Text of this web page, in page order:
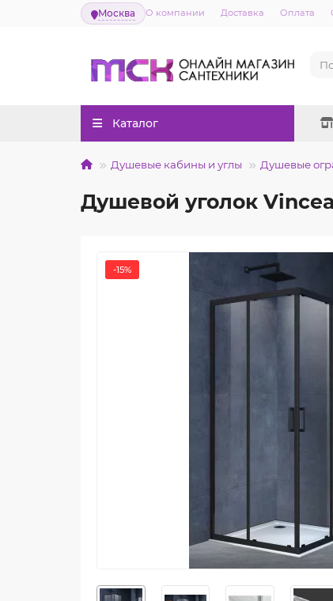
Москва О компании Доставка Оплата
Каталог
Душевые кабины и углы Душевые
Душевой уголок
-15%